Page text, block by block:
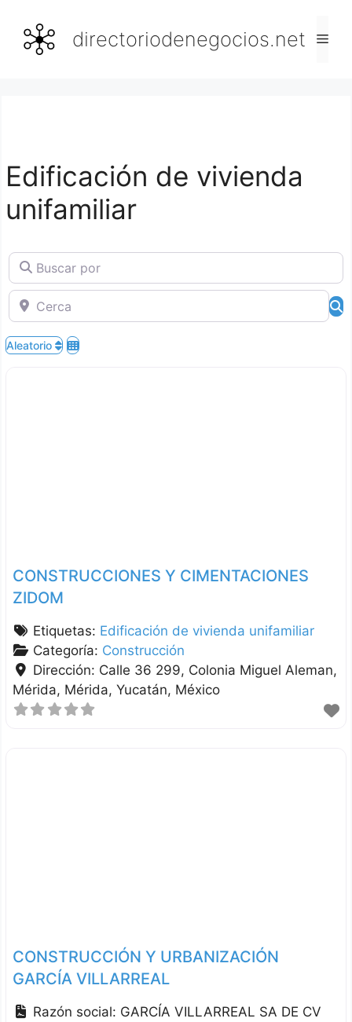
contenido
directoriodenegocios.net
Edificación de vivienda
unifamiliar
Buscar por
Cerca
Aleatorio
CONSTRUCCIONES Y CIMENTACIONES
ZIDOM
Etiquetas: Edificación de vivienda unifamiliar
Categoría: Construcción
Dirección: Calle 36 299, Colonia Miguel Aleman,
Mérida Mérida Yucatán México
CONSTRUCCIÓN Y URBANIZACIÓN
GARCÍA VILLARREAL
Razón social: GARCÍA VILLARREAL SA DE CV